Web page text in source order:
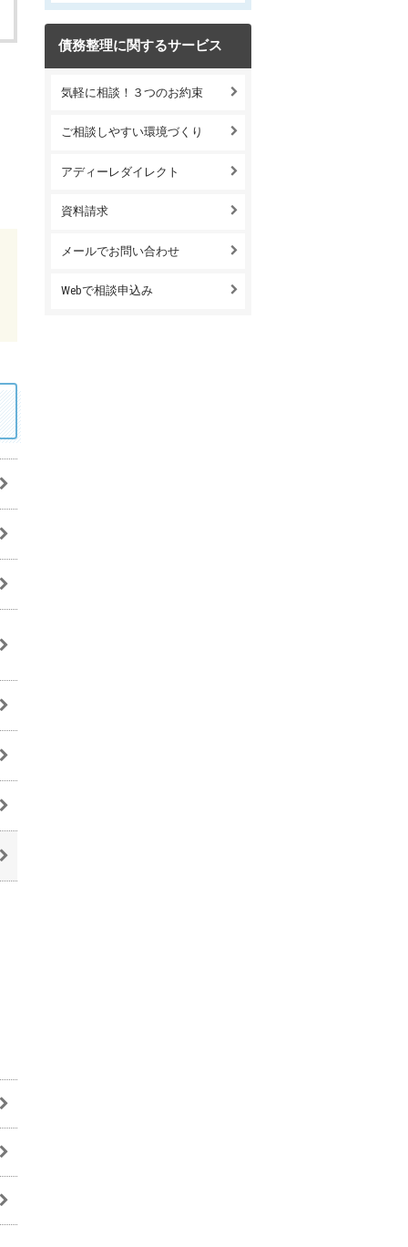
債務整理に関するサービス
気軽に相談！３つのお約束
ご相談しやすい環境づくり
アディーレダイレクト
資料請求
メールでお問い合わせ
Webで相談申込み